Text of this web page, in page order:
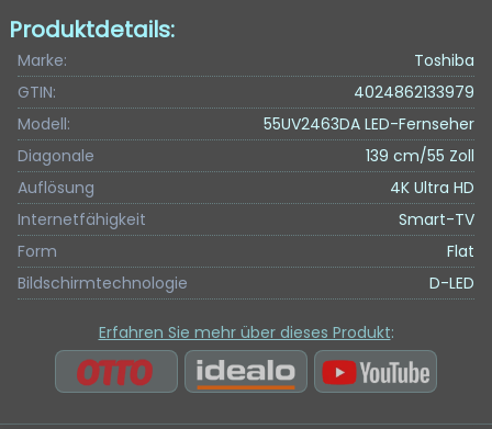
Produktdetails:
Marke:
Toshiba
GTIN:
4024862133979
Modell:
55UV2463DA LED-Fernseher
Diagonale
139 cm/55 Zoll
Auflösung
4K Ultra HD
Internetfähigkeit
Smart-TV
Form
Flat
Bildschirmtechnologie
D-LED
Erfahren Sie mehr über dieses Produkt: